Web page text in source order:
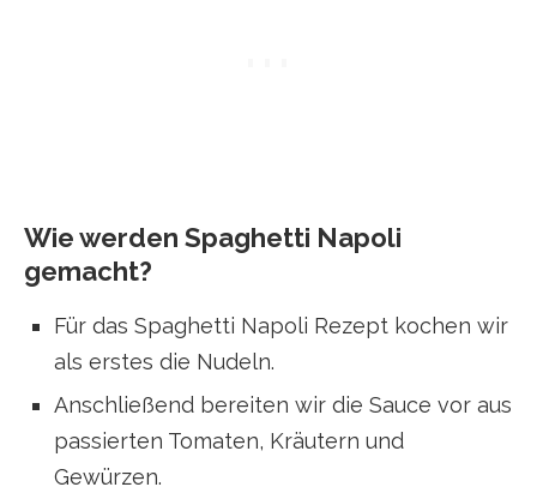
Wie werden Spaghetti Napoli
gemacht?
Für das Spaghetti Napoli Rezept kochen wir
als erstes die Nudeln.
Anschließend bereiten wir die Sauce vor aus
passierten Tomaten, Kräutern und
Gewürzen.